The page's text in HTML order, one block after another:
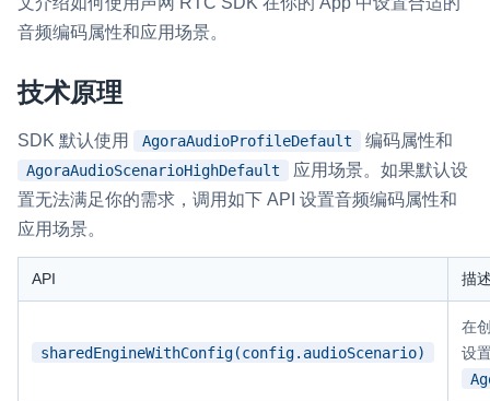
实时消息
一整套低延时、高并发、可扩展、高可靠的实时消息及状态同步
一整套高可靠、低时延、高并发、安全、全球化的即时聊天云服
务。
融合 CDN 直播
对接国内外多家 CDN 供应商，提供一个整体播放体验最佳的
CDN 直播方案
物的实时互动连接
Electron
Unity
React Native
Unreal (C++)
Unreal (Blueprint)
React
RESTful
音频编码属性和应用场景。
技术原理
SDK 默认使用 AgoraAudioProfileDefault 编码属性和
AgoraAudioScenarioHighDefault
应用场景。如果默认设
置无法满足你的需求，调用如下 API 设置音频编码属性和
应用场景。
API 描
sharedEngineWithConfig(config.audioScenario)
在
设